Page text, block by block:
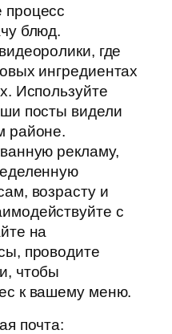
блюд.
где
ингредиентах
Используйте
посты видели
районе.
рекламу,
возрасту и
с
на
проводите
чтобы
к вашему меню.
почта: